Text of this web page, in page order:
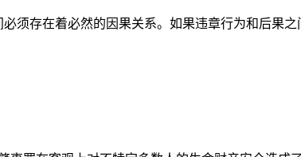
须存在着必然的因果关系。如果违章行为和后果之